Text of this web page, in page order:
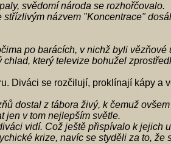
svědomí národa se rozhořčovalo.
názvem "Koncentrace"
po barácích, v nichž byli
který televize bohužel
Diváci se rozčilují, proklínají kápy a
dostal z tábora živý, k čemuž
jen v tom nejlepším světle.
vidí. Což ještě přispívalo k jejich
krize, navíc se styděli za to, že